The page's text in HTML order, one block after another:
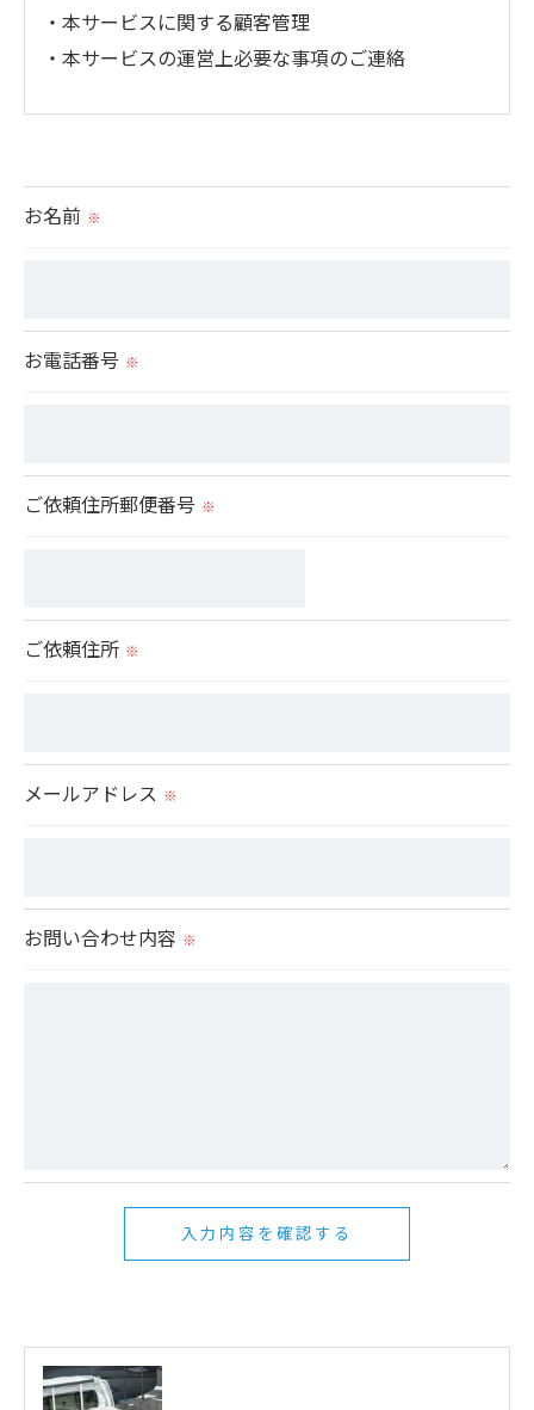
・本サービスに関する顧客管理
・本サービスの運営上必要な事項のご連絡
られた場合を除き、
当社では、お客様の個人情報の開示･訂正･削除・利
お名前 ※
お電話番号 ※
ご依頼住所郵便番号 ※
ご依頼住所 ※
メールアドレス ※
お問い合わせ内容 ※